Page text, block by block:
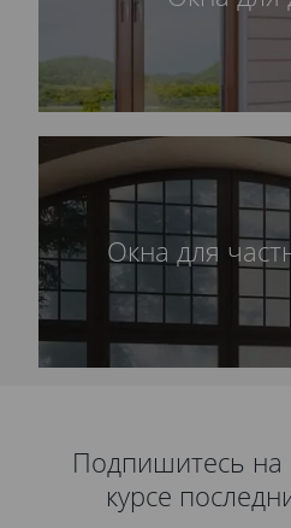
Окна для
Подпишитесь на
курсе